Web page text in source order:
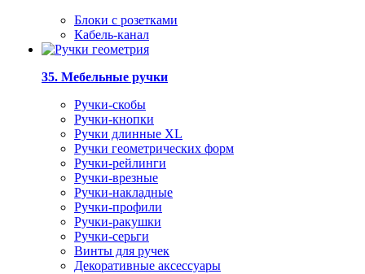
Блоки с розетками
Кабель-канал
35. Мебельные ручки
Ручки-скобы
Ручки-кнопки
Ручки длинные XL
Ручки геометрических форм
Ручки-рейлинги
Ручки-врезные
Ручки-накладные
Ручки-профили
Ручки-ракушки
Ручки-серьги
Винты для ручек
Декоративные аксессуары